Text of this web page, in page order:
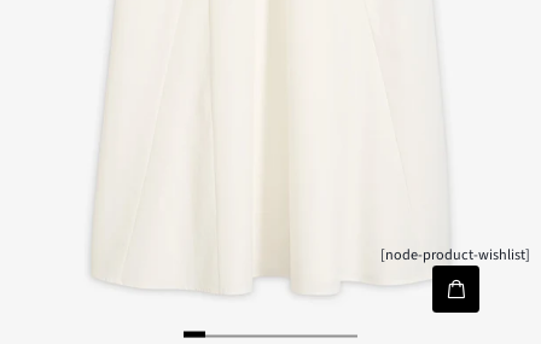
[node-product-wishlist]